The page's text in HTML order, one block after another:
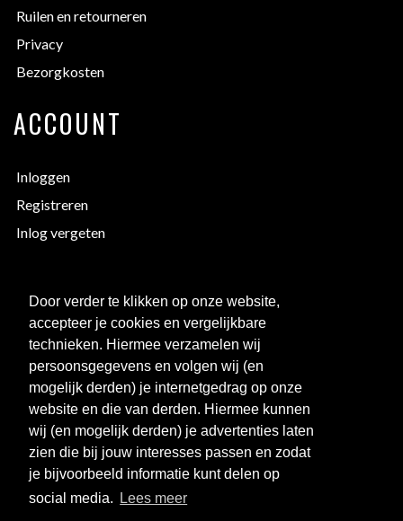
Door verder te klikken op onze website,
accepteer je cookies en vergelijkbare
technieken. Hiermee verzamelen wij
persoonsgegevens en volgen wij (en
mogelijk derden) je internetgedrag op onze
website en die van derden. Hiermee kunnen
wij (en mogelijk derden) je advertenties laten
zien die bij jouw interesses passen en zodat
je bijvoorbeeld informatie kunt delen op
social media.
Lees meer
Ruilen en retourneren
Privacy
Bezorgkosten
ACCOUNT
Inloggen
Registreren
Inlog vergeten
Bedrukken
Maattabellen
Links
Over ons
Clubkorting